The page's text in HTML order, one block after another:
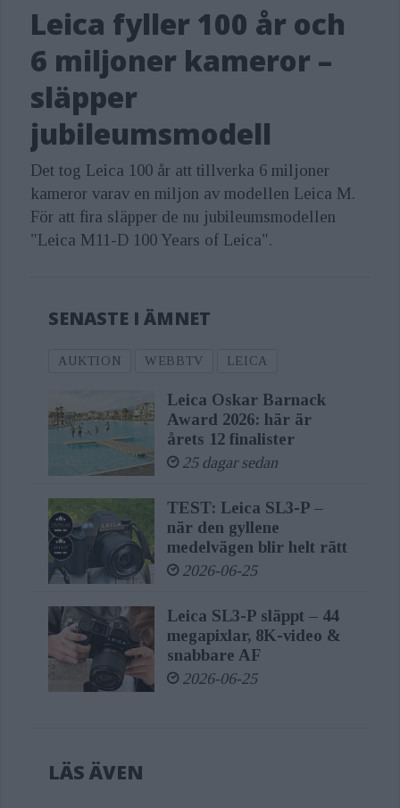
Leica fyller 100 år och
6 miljoner kameror –
släpper
jubileumsmodell
Det tog Leica 100 år att tillverka 6 miljoner
kameror varav en miljon av modellen Leica M.
För att fira släpper de nu jubileumsmodellen
"Leica M11-D 100 Years of Leica".
SENASTE I ÄMNET
AUKTION WEBBTV LEICA
Leica Oskar Barnack
Award 2026: här är
årets 12 finalister
25 dagar sedan
TEST: Leica SL3-P –
när den gyllene
medelvägen blir helt rätt
2026-06-25
Leica SL3-P släppt – 44
megapixlar, 8K-video &
snabbare AF
2026-06-25
LÄS ÄVEN